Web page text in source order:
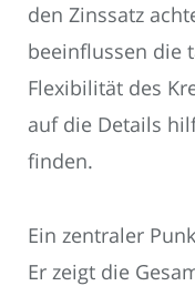
den Zinssatz
beeinflussen die
Flexibilität des
auf die Details
finden.
Ein zentraler
Er zeigt die